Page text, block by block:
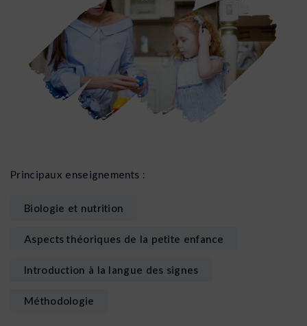
Principaux enseignements :
Biologie et nutrition
Aspects théoriques de la petite enfance
Introduction à la langue des signes
Méthodologie